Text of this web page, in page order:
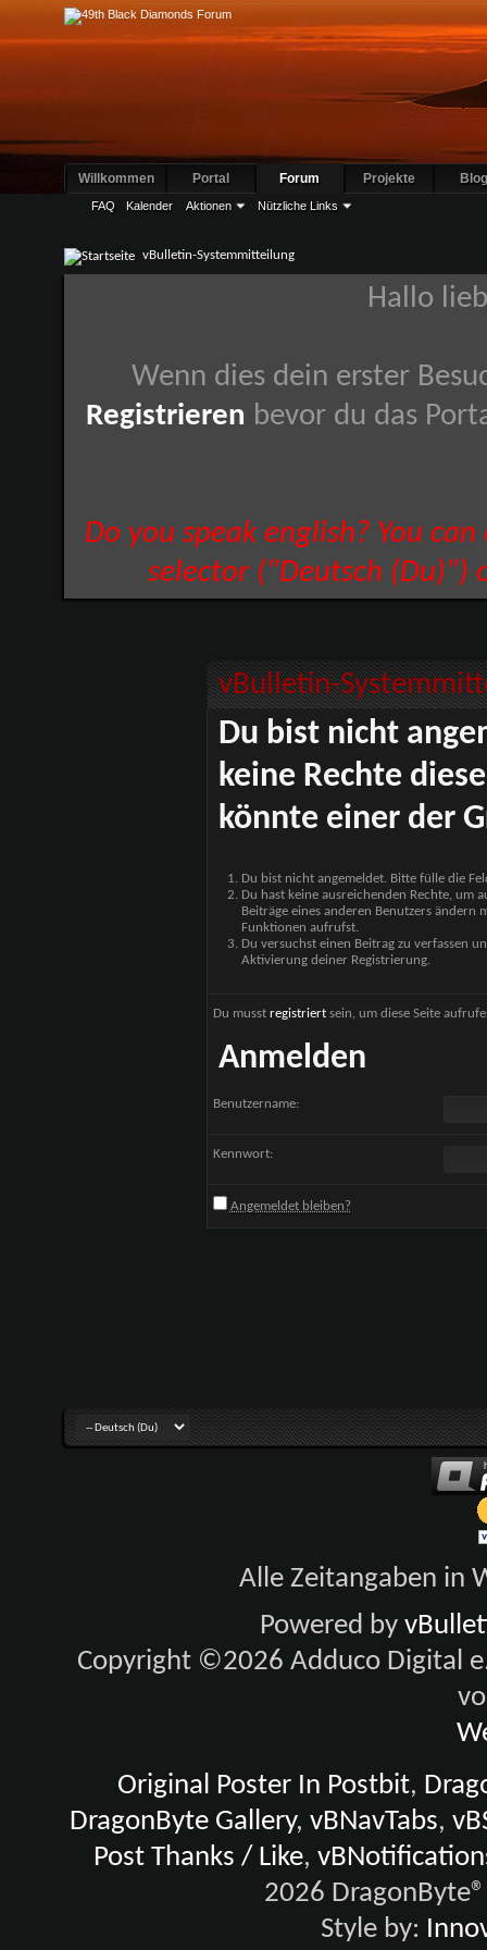
Willkommen Portal Forum
FAQ Kalender Aktionen Nützliche Links
Projekte
vBulletin-Systemmitteilung
Hallo
Wenn dies dein erster
Registrieren bevor du das
Do you speak english? You
selector ("Deutsch (Du)")
vBulletin-
Du bist nicht
keine Rechte
könnte einer der
Du bist nicht angemeldet. Bitte fülle die
Du hast keine ausreichenden Rechte, um
Beiträge eines anderen Benutzers
Funktionen aufrufst.
Du versuchst einen Beitrag zu verfassen
Aktivierung deiner Registrierung.
Du musst registriertsein, um diese Seite
Anmelden
Benutzername:
Kennwort:
Angemeldet bleiben?
Alle Zeitangaben in
Powered by
Copyright ©2026 Adduco Digital
Original Poster In Postbit,
DragonByte Gallery,vBNavTabs,
Post Thanks / Like,
2026
Style by: